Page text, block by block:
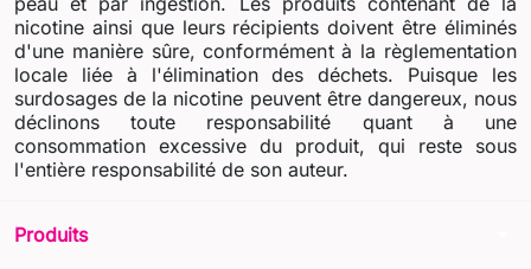
nicotine ainsi que leurs récipients doivent être éliminés
d'une manière sûre, conformément à la règlementation
locale liée à l'élimination des déchets. Puisque les
surdosages de la nicotine peuvent être dangereux, nous
déclinons toute responsabilité quant à une
consommation excessive du produit, qui reste sous
l'entière responsabilité de son auteur.
Produits